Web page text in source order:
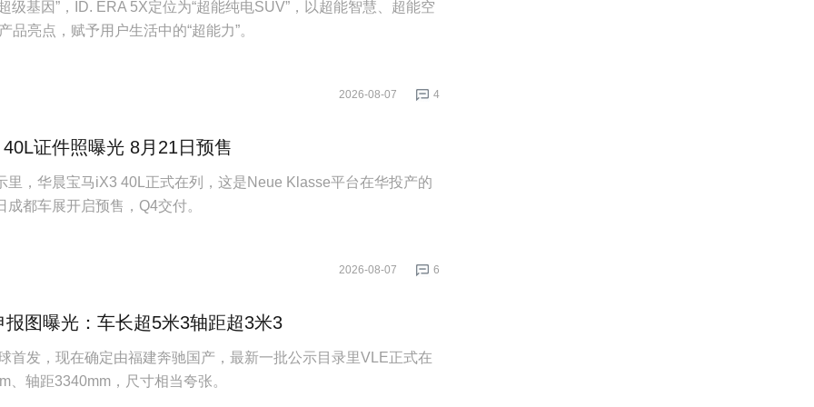
级基因”，ID. ERA 5X定位为“超能纯电SUV”，以超能智慧、超能空
品亮点，赋予用户生活中的“超能力”。
4
2026-08-07
证件照曝光 8月21日预售
里，华晨宝马iX3 40L正式在列，这是Neue Klasse平台在华投产的
都车展开启预售，Q4交付。
6
2026-08-07
报图曝光：车长超5米3轴距超3米3
首发，现在确定由福建奔驰国产，最新一批公示目录里VLE正式在
轴距3340mm，尺寸相当夸张。